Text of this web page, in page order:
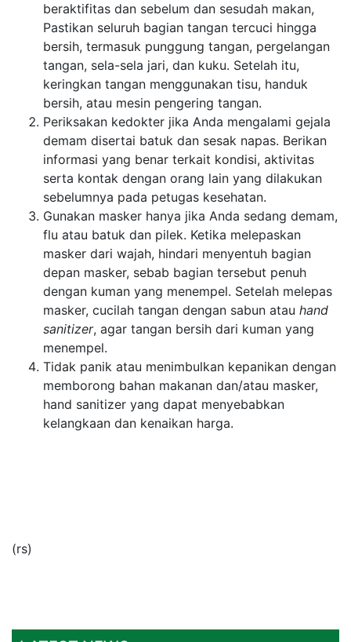
beraktifitas dan sebelum dan sesudah makan,
Pastikan seluruh bagian tangan tercuci hingga
bersih, termasuk punggung tangan, pergelangan
tangan, sela-sela jari, dan kuku. Setelah itu,
keringkan tangan menggunakan tisu, handuk
bersih, atau mesin pengering tangan.
Periksakan kedokter jika Anda mengalami gejala
demam disertai batuk dan sesak napas. Berikan
informasi yang benar terkait kondisi, aktivitas
serta kontak dengan orang lain yang dilakukan
sebelumnya pada petugas kesehatan.
Gunakan masker hanya jika Anda sedang demam,
flu atau batuk dan pilek. Ketika melepaskan
masker dari wajah, hindari menyentuh bagian
depan masker, sebab bagian tersebut penuh
dengan kuman yang menempel. Setelah melepas
masker, cucilah tangan dengan sabun atau hand
sanitizer, agar tangan bersih dari kuman yang
menempel.
Tidak panik atau menimbulkan kepanikan dengan
memborong bahan makanan dan/atau masker,
hand sanitizer yang dapat menyebabkan
kelangkaan dan kenaikan harga.
(rs)